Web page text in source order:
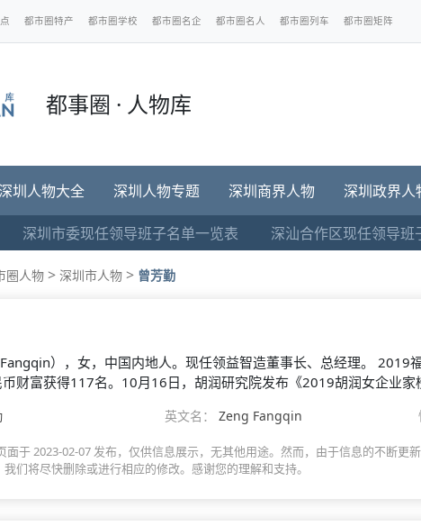
都市圈特产 都市圈学校 都市圈名企 都市圈名人 都市圈列车 都市圈矩阵
都事圈 · 人物库
圳人物大全 深圳人物专题 深圳商界人物 深圳政界人
深圳市委现任领导班子名单一览表 深汕合作区现任领导班
圈人物 > 深圳市人物 > 曾芳勤
），女，中国内地人。现任领益智造董事长、总经理。
财富获得117名。10月16日，胡润研究院发布《2019胡润女企业
英文名： Zeng Fangqin
面于 2023-02-07 发布，仅供信息展示，无其他用途。然而，由于信息的不断
们将尽快删除或进行相应的修改。感谢您的理解和支持。